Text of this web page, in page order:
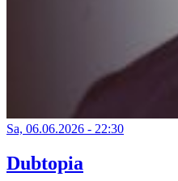
Sa, 06.06.2026 - 22:30
Dubtopia